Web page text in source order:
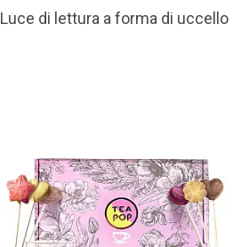
Luce di lettura a forma di uccello